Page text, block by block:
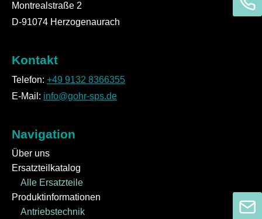
Montrealstraße 2
D-91074 Herzogenaurach
Kontakt
Telefon: +49 9132 8366355
E-Mail: info@gohr-sps.de
Navigation
Über uns
Ersatzteilkatalog
Alle Ersatzteile
Produktinformationen
Antriebstechnik